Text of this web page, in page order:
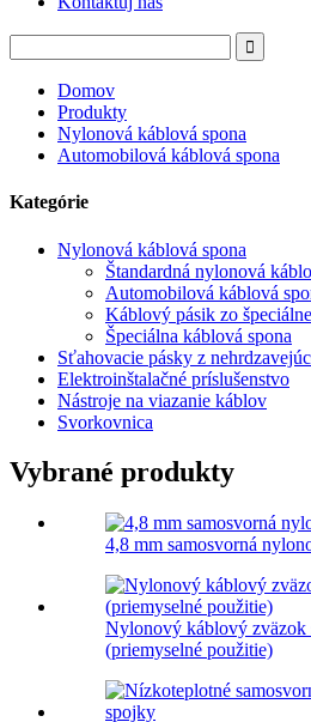
Domov
Produkty
Nylonová káblová spona
Automobilová káblová spona
Kategórie
Nylonová káblová spona
Štandardná nylonová
Automobilová káblová
Káblový pásik zo
Špeciálna káblová spona
Sťahovacie pásky z
Elektroinštalačné príslušenstvo
Nástroje na viazanie káblov
Svorkovnica
Vybrané produkty
4,8 mm samosvorná
Nylonový káblový
(priemyselné použitie)